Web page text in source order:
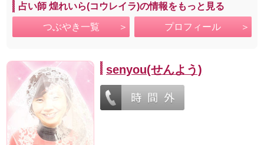
占い師 煌れいら(コウレイラ)の情報をもっと見る
つぶやき一覧 プロフィール
senyou(せんよう)